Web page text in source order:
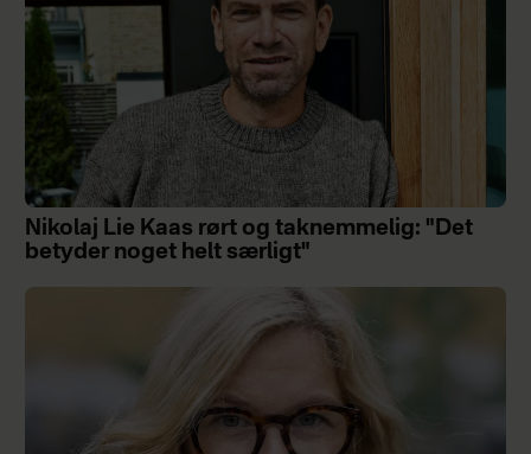
Nikolaj Lie Kaas rørt og taknemmelig: "Det
betyder noget helt særligt"